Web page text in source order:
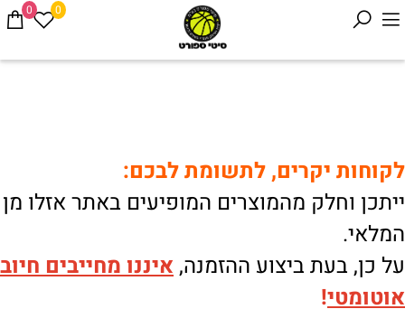
0 0
לקוחות יקרים, לתשומת לבכם:
ייתכן וחלק מהמוצרים המופיעים באתר אזלו מן
המלאי.
על כן, בעת ביצוע ההזמנה, איננו מחייבים חיוב
אוטומטי!